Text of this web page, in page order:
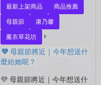
最新上架商品
商品推薦
母親節
康乃馨
薰衣草花坊
💜 母親節將近｜今年想送什
麼給她呢？
💜 母親節將近｜今年想送什